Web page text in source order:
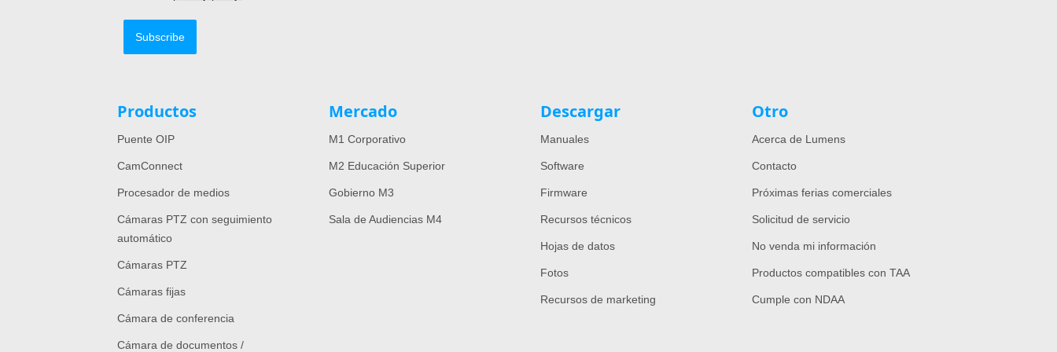
Subscribe
Productos
Puente OIP
CamConnect
Procesador de medios
Cámaras PTZ con seguimiento
automático
Cámaras PTZ
Cámaras fijas
Cámara de conferencia
Cámara de documentos /
Mercado
M1 Corporativo
M2 Educación Superior
Gobierno M3
Sala de Audiencias M4
Descargar
Manuales
Software
Firmware
Recursos técnicos
Hojas de datos
Fotos
Recursos de marketing
Otro
Acerca de Lumens
Contacto
Próximas ferias comerciales
Solicitud de servicio
No venda mi información
Productos compatibles con TAA
Cumple con NDAA